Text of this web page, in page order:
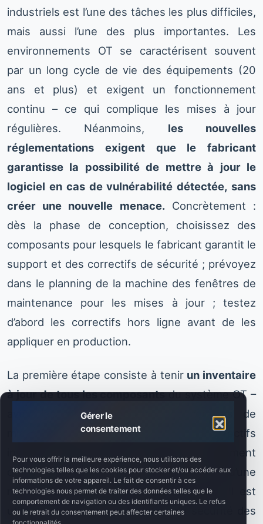
Gérer le
consentement
Pour vous offrir la meilleure expérience, nous utilisons des
technologies telles que les cookies pour stocker et/ou accéder aux
informations de votre appareil. Le fait de consentir à ces
technologies nous permet de traiter des données telles que le
comportement de navigation ou des identifiants uniques. Le refus
ou le retrait du consentement peut affecter certaines
industriels est l’une des tâches les plus difficiles,
mais aussi l’une des plus importantes. Les
environnements OT se caractérisent souvent
par un long cycle de vie des équipements (20
ans et plus) et exigent un fonctionnement
continu – ce qui complique les mises à jour
régulières. Néanmoins, les nouvelles
réglementations exigent que le fabricant
garantisse la possibilité de mettre à jour le
logiciel en cas de vulnérabilité détectée, sans
créer une nouvelle menace.Concrètement :
dès la phase de conception, choisissez des
composants pour lesquels le fabricant garantit le
support et des correctifs de sécurité ; prévoyez
dans le planning de la machine des fenêtres de
maintenance pour les mises à jour ; testez
d’abord les correctifs hors ligne avant de les
appliquer en production.
La première étape consiste à tenir un inventaire
à jour de tous les composantsdu système OT –
avec les informations sur les versions de
micrologiciel, de logiciel et les correctifs
installés. Cela permet d’évaluer rapidement
quels éléments sont exposés lorsqu’une
nouvelle alerte de vulnérabilité apparaît. Il est
utile de s’abonner aux bulletins de sécurité des